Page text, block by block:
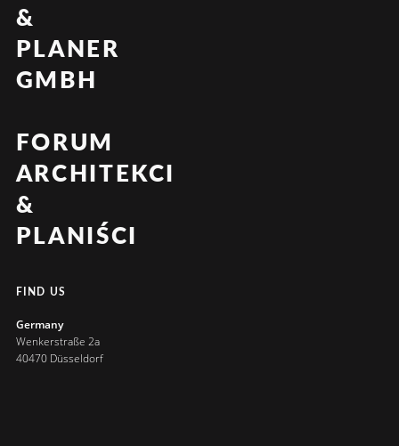
&
PLANER
GMBH
FORUM
ARCHITEKCI
&
PLANIŚCI
FIND US
Germany
Wenkerstraße 2a
40470 Düsseldorf